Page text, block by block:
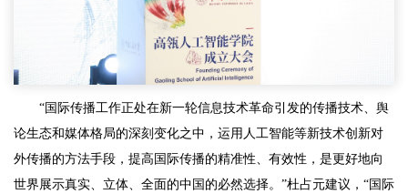
“国际传播工作正处在新一轮信息技术革命引发的传播技术、舆
论生态和媒体格局的深刻变化之中，运用人工智能等新技术创新对
外传播的方法手段，提高国际传播的精准性、有效性，是更好地向
世界展示真实、立体、全面的中国的必然选择。”杜占元建议，“国际